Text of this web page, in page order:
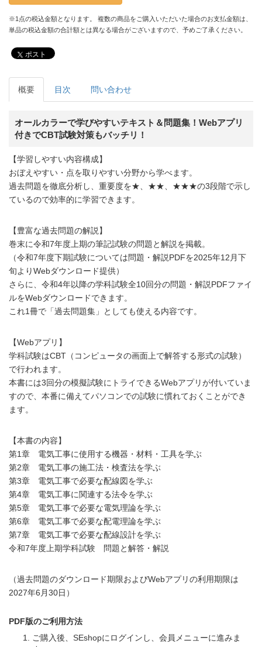
※1点の税込金額となります。 複数の商品をご購入いただいた場合のお支払金額は、
単品の税込金額の合計額とは異なる場合がございますので、予めご了承ください。
ポスト
概要 目次 問い合わせ
オールカラーで学びやすいテキスト＆問題集！Webアプリ
付きでCBT試験対策もバッチリ！
【学習しやすい内容構成】
おぼえやすい・点を取りやすい分野から学べます。
過去問題を徹底分析し、重要度を★、★★、★★★の3段階で示し
ているので効率的に学習できます。
【豊富な過去問題の解説】
巻末に令和7年度上期の筆記試験の問題と解説を掲載。
（令和7年度下期試験については問題・解説PDFを2025年12月下
旬よりWebダウンロード提供）
さらに、令和4年以降の学科試験全10回分の問題・解説PDFファイ
ルをWebダウンロードできます。
これ1冊で「過去問題集」としても使える内容です。
【Webアプリ】
学科試験はCBT（コンピュータの画面上で解答する形式の試験）
で行われます。
本書には3回分の模擬試験にトライできるWebアプリが付いていま
すので、本番に備えてパソコンでの試験に慣れておくことができ
ます。
【本書の内容】
第1章 電気工事に使用する機器・材料・工具を学ぶ
第2章 電気工事の施工法・検査法を学ぶ
第3章 電気工事で必要な配線図を学ぶ
第4章 電気工事に関連する法令を学ぶ
第5章 電気工事で必要な電気理論を学ぶ
第6章 電気工事で必要な配電理論を学ぶ
第7章 電気工事で必要な配線設計を学ぶ
令和7年度上期学科試験 問題と解答・解説
（過去問題のダウンロード期限およびWebアプリの利用期限は
2027年6月30日）
PDF版のご利用方法
ご購入後、SEshopにログインし、会員メニューに進みま